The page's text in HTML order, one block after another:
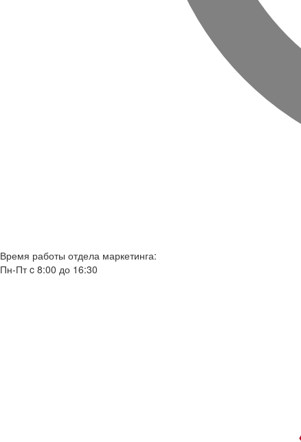
Время работы отдела маркетинга:
Пн-Пт c 8:00 до 16:30